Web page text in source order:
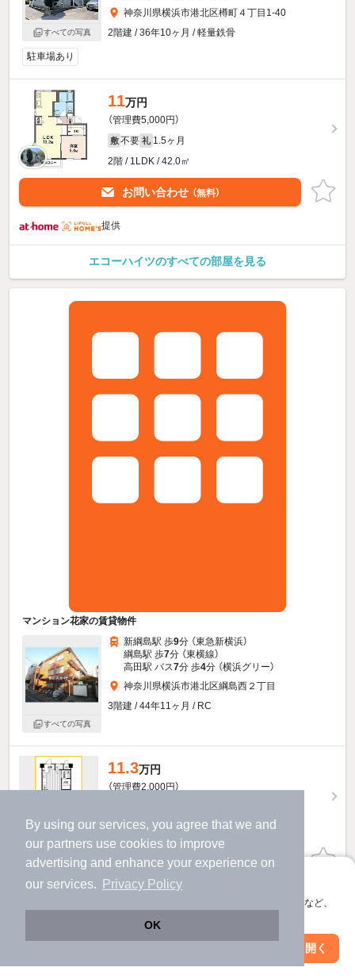
By using our services, you agree that we and
our partners use cookies to improve
advertising and enhance your experience on
our services.
Privacy Policy
OK
アプリに切り替えて、サクサクお部屋探し
会員登録なしですぐ使える。マップ検索やお気に入り保存など、
アプリを開く
すべての写真
神奈川県横浜市港北区樽町４丁目1-40
2階建 / 36年10ヶ月 / 軽量鉄骨
駐車場あり
11万円
（管理費5,000円）
敷 不要 礼 1.5ヶ月
2階 / 1LDK / 42.0㎡
お問い合わせ （無料）
提供
エコーハイツのすべての部屋を見る
マンション花家の賃貸物件
すべての写真
新綱島駅 歩9分 （東急新横浜）
綱島駅 歩7分 （東横線）
高田駅 バス7分 歩4分 （横浜グリー）
神奈川県横浜市港北区綱島西２丁目
3階建 / 44年11ヶ月 / RC
11.3万円
（管理費2,000円）
3階 / 1LDK / 42.75㎡
物件詳細を見る
ほか提供
絞り込み条件を変更